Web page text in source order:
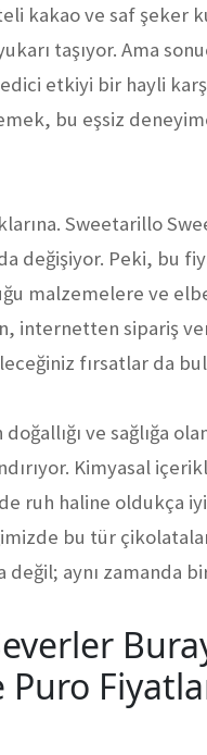
kakao ve saf şeker
taşıyor. Ama
etkiyi bir hayli
bu eşsiz
Sweetarillo
değişiyor. Peki, bu
malzemelere ve
internetten sipariş
fırsatlar da
doğallığı ve sağlığa
Kimyasal
ruh haline oldukça
bu tür
aynı zamanda
Puro